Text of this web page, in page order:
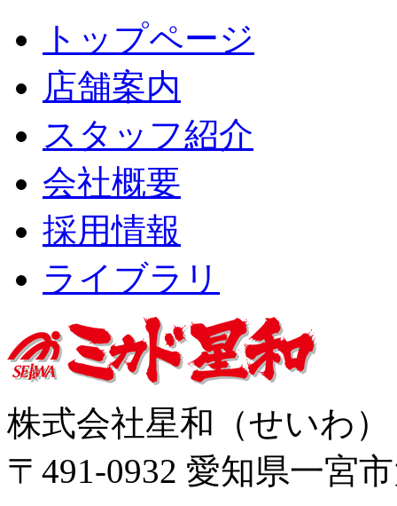
トップページ
店舗案内
スタッフ紹介
会社概要
採用情報
ライブラリ
株式会社星和（せいわ
〒491-0932 愛知県一宮